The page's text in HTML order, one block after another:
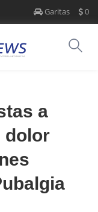
Garitas 0
a
dolor